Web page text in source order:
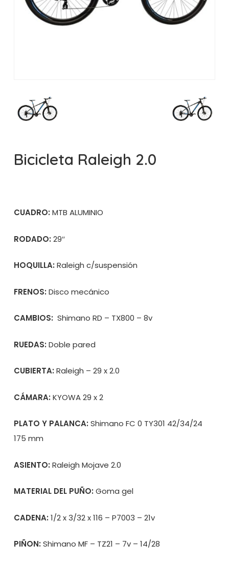
Bicicleta Raleigh 2.0
CUADRO: MTB ALUMINIO
RODADO: 29″
HOQUILLA: Raleigh c/suspensión
FRENOS: Disco mecánico
CAMBIOS: Shimano RD – TX800 – 8v
RUEDAS: Doble pared
CUBIERTA: Raleigh – 29 x 2.0
CÁMARA: KYOWA 29 x 2
PLATO Y PALANCA: Shimano FC 0 TY301 42/34/24
175 mm
ASIENTO: Raleigh Mojave 2.0
MATERIAL DEL PUÑO: Goma gel
CADENA: 1/2 x 3/32 x 116 – P7003 – 21v
PIÑON: Shimano MF – TZ21 – 7v – 14/28